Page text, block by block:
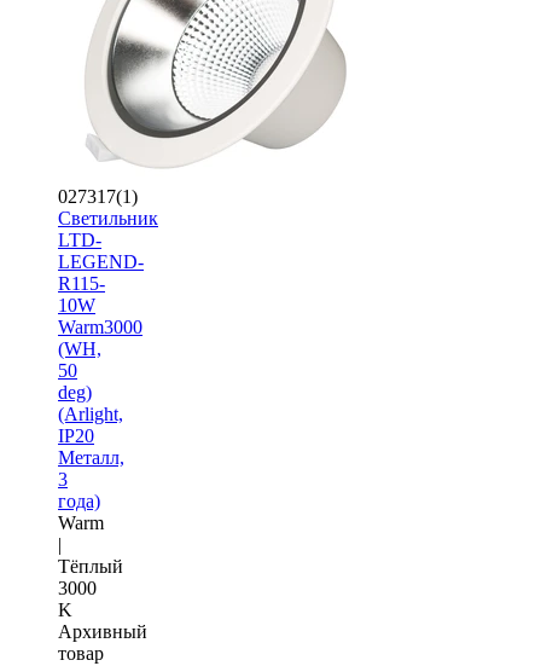
027317(1)
Светильник
LTD-
LEGEND-
R115-
10W
Warm3000
(WH,
50
deg)
(Arlight,
IP20
Металл,
3
года)
Warm
|
Тёплый
3000
K
Архивный
товар